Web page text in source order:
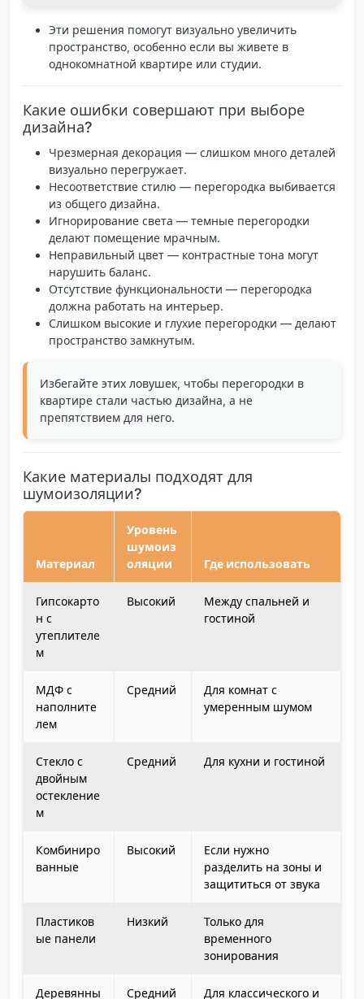
Эти решения помогут визуально увеличить
пространство, особенно если вы живете в
однокомнатной квартире или студии.
Какие ошибки совершают при выборе
дизайна?
Чрезмерная декорация — слишком много деталей
визуально перегружает.
Несоответствие стилю — перегородка выбивается
из общего дизайна.
Игнорирование света — темные перегородки
делают помещение мрачным.
Неправильный цвет — контрастные тона могут
нарушить баланс.
Отсутствие функциональности — перегородка
должна работать на интерьер.
Слишком высокие и глухие перегородки — делают
пространство замкнутым.
Избегайте этих ловушек, чтобы перегородки в
квартире стали частью дизайна, а не
препятствием для него.
Какие материалы подходят для
шумоизоляции?
Материал
Уровень
шумоиз
оляции
Где использовать
Гипсокарто
н с
утеплителе
м
Высокий
Между спальней и
гостиной
МДФ с
наполните
лем
Средний
Для комнат с
умеренным шумом
Стекло с
двойным
остекление
м
Средний Для кухни и гостиной
Комбиниро
ванные
Высокий
Если нужно
разделить на зоны и
защититься от звука
Пластиков
ые панели
Низкий
Только для
временного
зонирования
Деревянны Средний Для классического и